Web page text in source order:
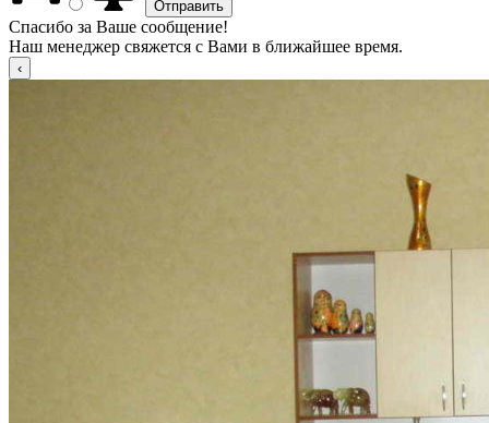
Спасибо за Ваше сообщение!
Наш менеджер свяжется с Вами в ближайшее время.